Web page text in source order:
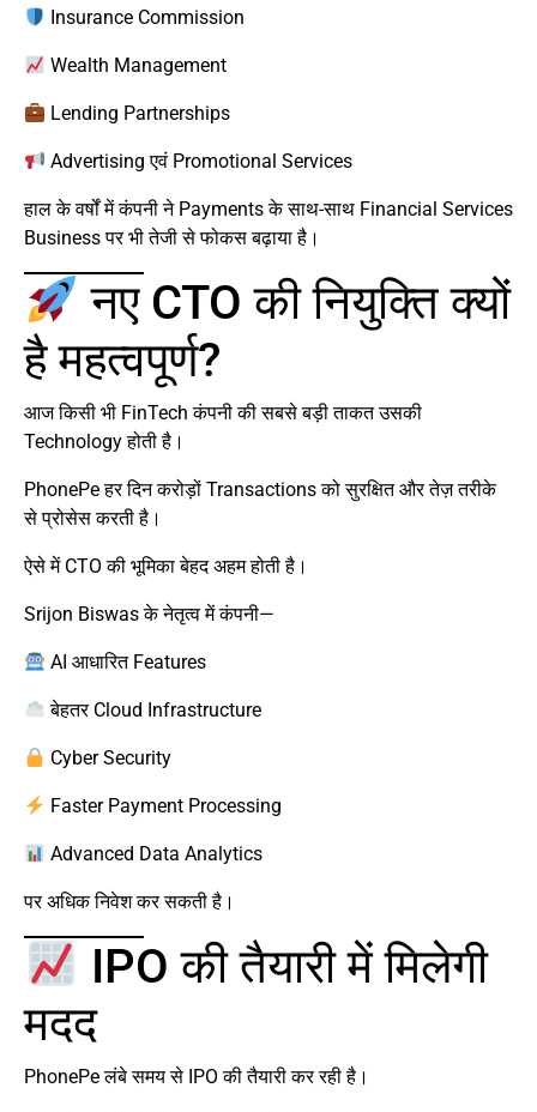
Insurance Commission
Wealth Management
Lending Partnerships
Advertising एवं Promotional Services
हाल के वर्षों में कंपनी ने Payments के साथ-साथ Financial Services
Business पर भी तेजी से फोकस बढ़ाया है।
नए CTO की नियुक्ति क्यों
है महत्वपूर्ण?
आज किसी भी FinTech कंपनी की सबसे बड़ी ताकत उसकी
Technology होती है।
PhonePe हर दिन करोड़ों Transactions को सुरक्षित और तेज़ तरीके
से प्रोसेस करती है।
ऐसे में CTO की भूमिका बेहद अहम होती है।
Srijon Biswas के नेतृत्व में कंपनी—
AI आधारित Features
बेहतर Cloud Infrastructure
Cyber Security
Faster Payment Processing
Advanced Data Analytics
पर अधिक निवेश कर सकती है।
IPO की तैयारी में मिलेगी
मदद
PhonePe लंबे समय से IPO की तैयारी कर रही है।